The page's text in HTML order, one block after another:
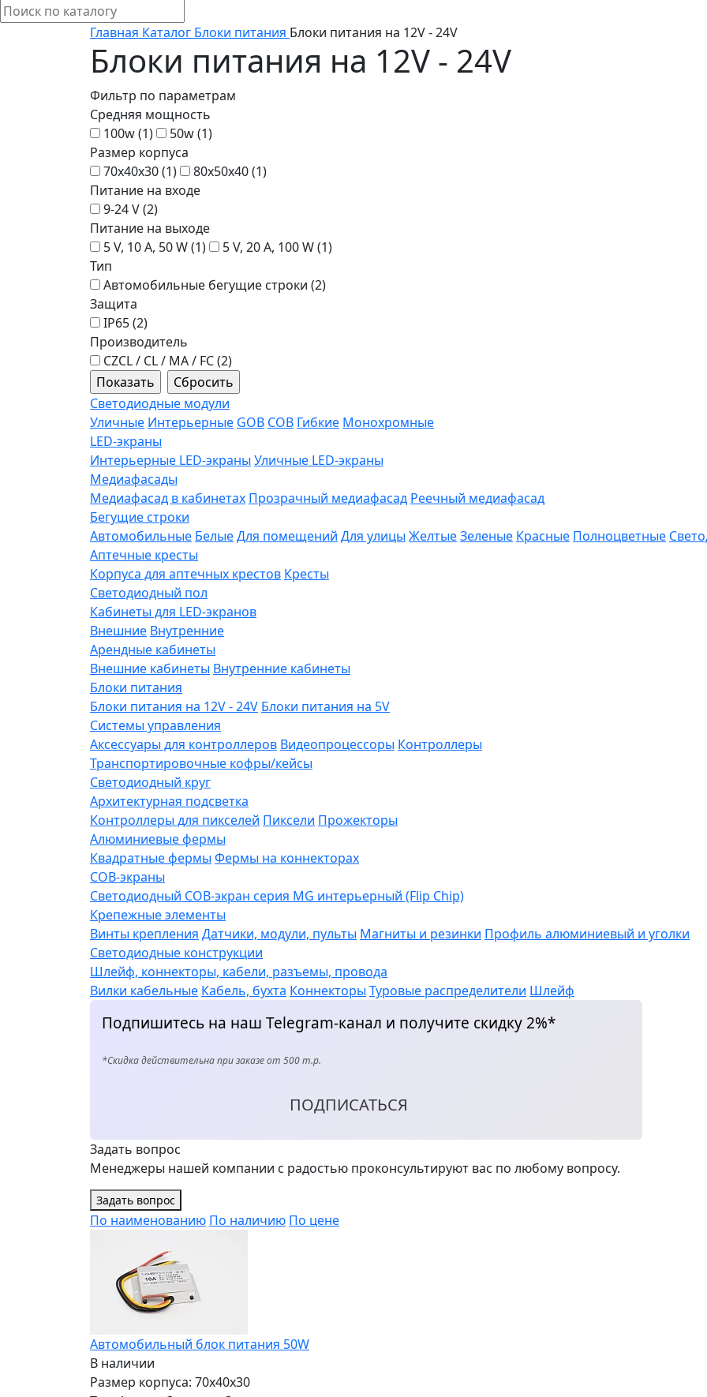
Главная Каталог Блоки питания Блоки питания на 12V - 24V
Блоки питания на 12V - 24V
Фильтр по параметрам
Средняя мощность
100w (1) 50w (1)
Размер корпуса
70x40x30 (1) 80x50x40 (1)
Питание на входе
9-24 V (2)
Питание на выходе
5 V, 10 A, 50 W (1) 5 V, 20 A, 100 W (1)
Тип
Автомобильные бегущие строки (2)
Защита
IP65 (2)
Производитель
СZCL / CL / MA / FC (2)
Светодиодные модули
Уличные Интерьерные GOB COB Гибкие Монохромные
LED-экраны
Интерьерные LED-экраны Уличные LED-экраны
Медиафасады
Медиафасад в кабинетах Прозрачный медиафасад Реечный медиафасад
Бегущие строки
Автомобильные БелыеДля помещений Для улицы ЖелтыеЗеленые Красные Полноцветные
Аптечные кресты
Корпуса для аптечных крестов Кресты
Светодиодный пол
Кабинеты для LED-экранов
Внешние Внутренние
Арендные кабинеты
Внешние кабинеты Внутренние кабинеты
Блоки питания
Блоки питания на 12V - 24V Блоки питания на 5V
Системы управления
Аксессуары для контроллеров Видеопроцессоры Контроллеры
Транспортировочные кофры/кейсы
Светодиодный круг
Архитектурная подсветка
Контроллеры для пикселей Пиксели Прожекторы
Алюминиевые фермы
Квадратные фермы Фермы на коннекторах
COB-экраны
Светодиодный COB-экран серия MG интерьерный (Flip Chip)
Крепежные элементы
Винты крепления Датчики, модули, пульты Магниты и резинки Профиль алюминиевый и уголки
Светодиодные конструкции
Шлейф, коннекторы, кабели, разъемы, провода
Вилки кабельные Кабель, бухта Коннекторы Туровые распределители Шлейф
Подпишитесь на наш Telegram-канал и получите скидку 2%*
*Скидка действительна при заказе от 500 т.р.
ПОДПИСАТЬСЯ
Задать вопрос
Менеджеры нашей компании с радостью проконсультируют вас по любому вопросу.
Задать вопрос
По наименованию По наличию По цене
Автомобильный блок питания 50W
В наличии
Размер корпуса: 70x40x30